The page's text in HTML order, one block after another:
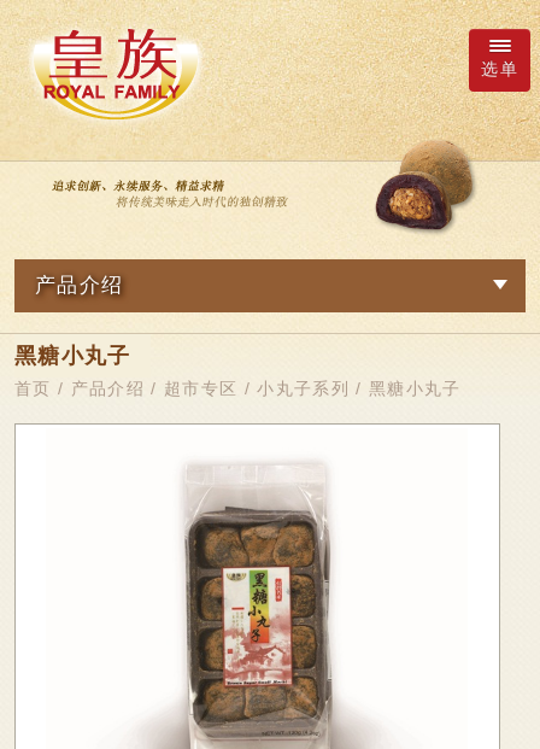
选单
厂商询价车
语系
繁體中文
日本語
English
关於我们
最新消息
产品介绍
网路订购
新品专区
皇族Family
风味麻糬饼系列
黑糖小丸子
首页 / 产品介绍 / 超市专区 /小丸子系列 / 黑糖小丸子